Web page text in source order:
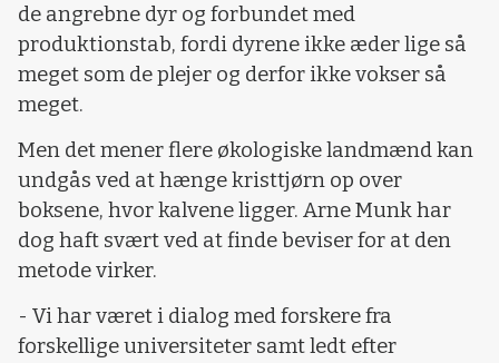
de angrebne dyr og forbundet med
produktionstab, fordi dyrene ikke æder lige så
meget som de plejer og derfor ikke vokser så
meget.
Men det mener flere økologiske landmænd kan
undgås ved at hænge kristtjørn op over
boksene, hvor kalvene ligger. Arne Munk har
dog haft svært ved at finde beviser for at den
metode virker.
- Vi har været i dialog med forskere fra
forskellige universiteter samt ledt efter